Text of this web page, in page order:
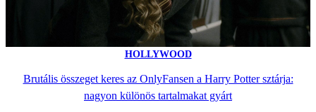
HOLLYWOOD
Brutális összeget keres az OnlyFansen a Harry Potter sztárja:
nagyon különös tartalmakat gyárt